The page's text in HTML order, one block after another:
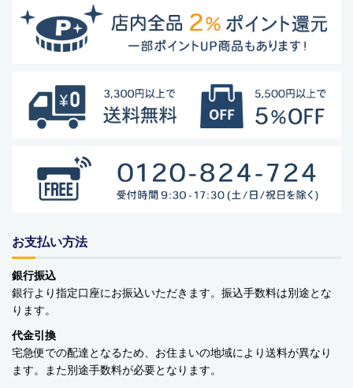
商品カテゴリー
食品
ペットフード・グッズ
お支払い方法
銀行振込
銀行より指定口座にお振込いただきます。振込手数料は別途とな
ります。
代金引換
宅急便での配達となるため、お住まいの地域により送料が異なり
ます。また別途手数料が必要となります。